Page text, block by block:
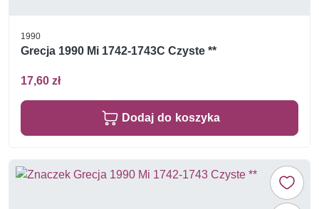
1990
Grecja 1990 Mi 1742-1743C Czyste **
17,60 zł
Dodaj do koszyka